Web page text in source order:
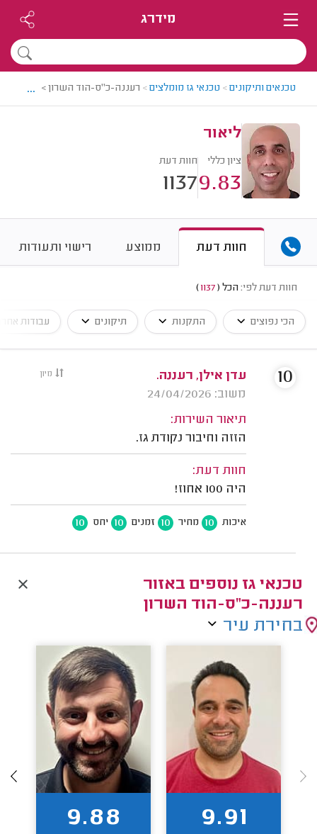
מידרג
טכנאים ותיקונים> טכנאי גז מומלצים> רעננה-כ"ס-הוד השרון > טכנאי גז
...
ליאור
ציון כללי
9.83
חוות דעת
1137
חוות דעת ממוצע רישוי ותעודות
חוות דעת לפי: הכל (
1137
)
הכי נפוצים התקנות תיקונים עבודות
מיון
עדן אילן, רעננה.
משוב: 24/04/2026
תיאור השירות:
הזזה וחיבור נקודת גז.
חוות דעת:
היה 100 אחוז!
איכות 10 מחיר 10 זמנים 10 יחס 10
10
טכנאי גז נוספים באזור
רעננה-כ"ס-הוד השרון
בחירת עיר
9.91
9.88